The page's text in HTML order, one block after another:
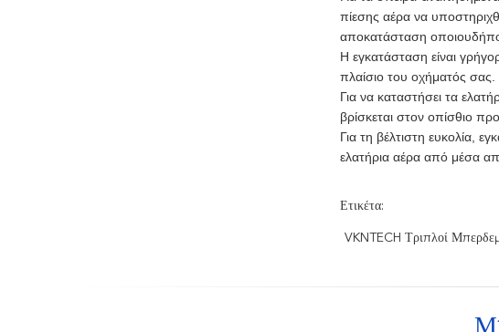
πίεσης αέρα να
αποκατάσταση
Η εγκατάσταση είναι
πλαίσιο του οχήματός σας.
Για να καταστήσει τα
βρίσκεται στον οπίσθιο
Για τη βέλτιστη ευκολία,
ελατήρια αέρα από μέσα
Ετικέτα:
VKNTECH Τριπλοί